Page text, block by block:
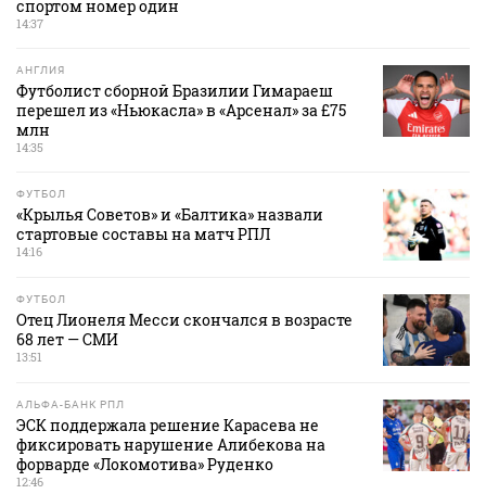
спортом номер один
14:37
АНГЛИЯ
Футболист сборной Бразилии Гимараеш
перешел из «Ньюкасла» в «Арсенал» за £75
млн
14:35
ФУТБОЛ
«Крылья Советов» и «Балтика» назвали
стартовые составы на матч РПЛ
14:16
ФУТБОЛ
Отец Лионеля Месси скончался в возрасте
68 лет — СМИ
13:51
АЛЬФА-БАНК РПЛ
ЭСК поддержала решение Карасева не
фиксировать нарушение Алибекова на
форварде «Локомотива» Руденко
12:46